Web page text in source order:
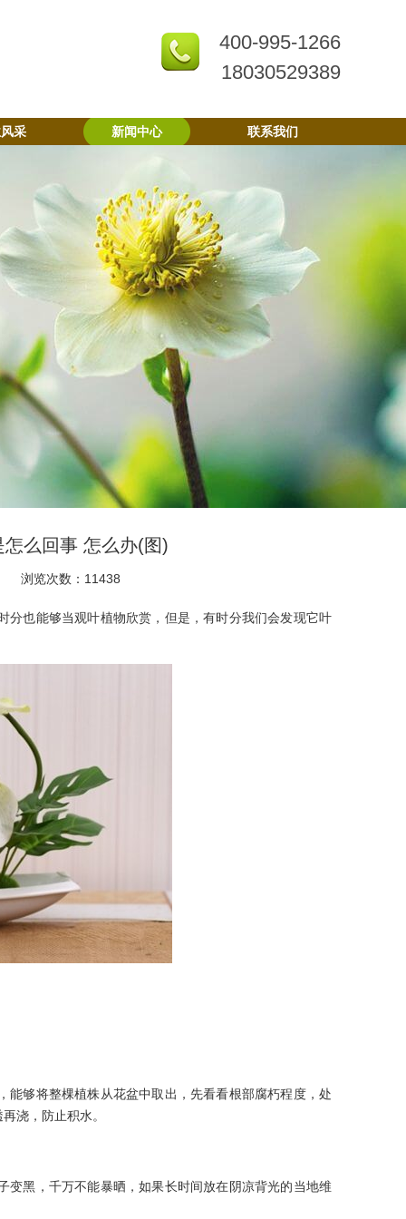
400-995-1266
18030529389
采 新闻中心 联系我们
么回事 怎么办(图)
浏览次数：11438
分也能够当观叶植物欣赏，但是，有时分我们会发现它叶
够将整棵植株从花盆中取出，先看看根部腐朽程度，处
浇，防止积水。
黑，千万不能暴晒，如果长时间放在阴凉背光的当地维